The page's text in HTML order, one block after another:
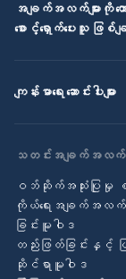
အချက်အလက်များကို ထ
စောင့်ရှောက်ပေးသူ ဖြ
ကျန်းမာရေး ဆောင်းပါးများ
သတင်းအချက်အလက်
ဝဘ်ဆိုက်အသုံးပြုမှု စည်း
ကိုယ်ရေးအချက်အလက်
ခြင်းမူဝါဒ
တည်းဖြတ်ခြင်းနှင့်
ဆိုင်ရာမူဝါဒ